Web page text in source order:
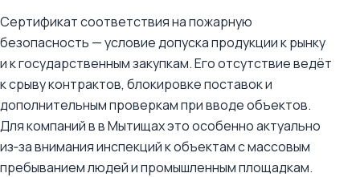
Сертификат соответствия на пожарную
безопасность — условие допуска продукции к рынку
и к государственным закупкам. Его отсутствие ведёт
к срыву контрактов, блокировке поставок и
дополнительным проверкам при вводе объектов.
Для компаний в в Мытищах это особенно актуально
из‑за внимания инспекций к объектам с массовым
пребыванием людей и промышленным площадкам.